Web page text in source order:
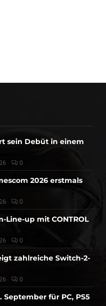
sein Debüt in einem
0
2026 erstmals
0
Line-up mit CONTROL
0
zahlreiche Switch-2-
0
September für PC, PS5